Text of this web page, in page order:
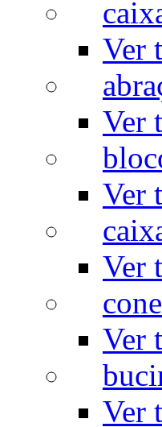
Ver
Ver
Ver
Ver
Ver
Ver